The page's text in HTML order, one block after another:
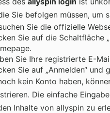
Sie befolgen müssen, um
Sie die offizielle
Sie auf die Schaltfläche
Sie Ihre registrierte E-
Sie auf „Anmelden“ und
kein Konto haben,
Die einfache
Inhalte von allyspin zu